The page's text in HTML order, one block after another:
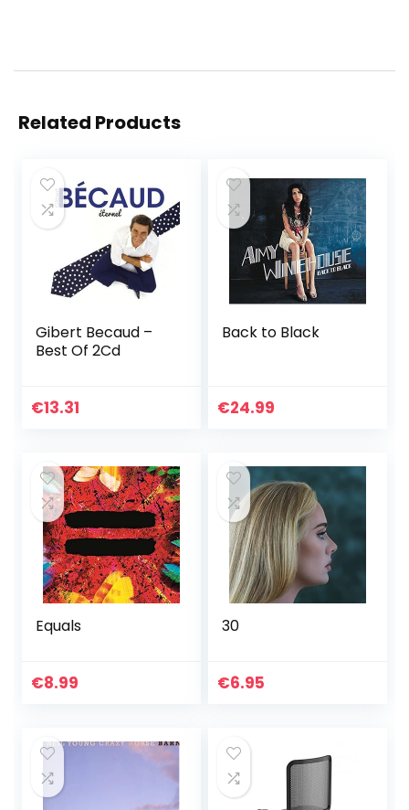
Related Products
Gibert Becaud –
Best Of 2Cd
€13.31
Back to Black
€24.99
Equals
€8.99
30
€6.95